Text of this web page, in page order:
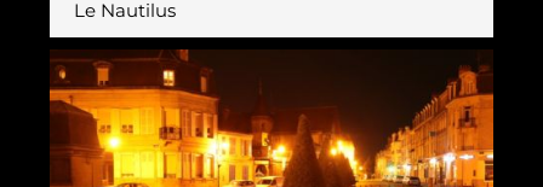
Le Nautilus